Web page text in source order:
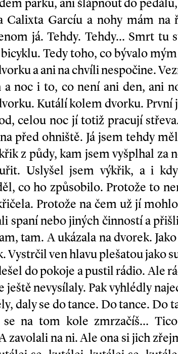
parku, ani šlápnout do
Calixta Garcíu a nohy mám na
já. Tehdy. Tehdy… Smrt tu
Tedy toho, co bývalo
a ani na chvíli nespočine.
a noc i to, co není ani den, ani
Kutálí kolem dvorku. První
celou noc jí totiž pracují
před ohniště. Já jsem tehdy
z půdy, kam jsem vyšplhal za
Uslyšel jsem výkřik, a i
co ho způsobilo. Protože to
Protože na čem už jí
spaní nebo jiných činností a
tam. A ukázala na dvorek.
Vystrčil ven hlavu plešatou jako
do pokoje a pustil rádio. Ale
ještě nevysílaly. Pak vyhlédly
daly se do tance. Do tance. Do
se na tom kole zmrzačíš…
zavolali na ni. Ale ona si jich